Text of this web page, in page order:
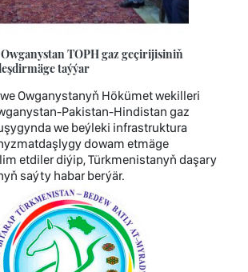
TOPH gaz geçirijisiniň
taýýar
Owganystanyň Hökümet wekilleri
Pakistan-Hindistan gaz
we beýleki infrastruktura
dowam etmäge
etdiler diýip, Türkmenistanyň daşary
saýty habar berýär.